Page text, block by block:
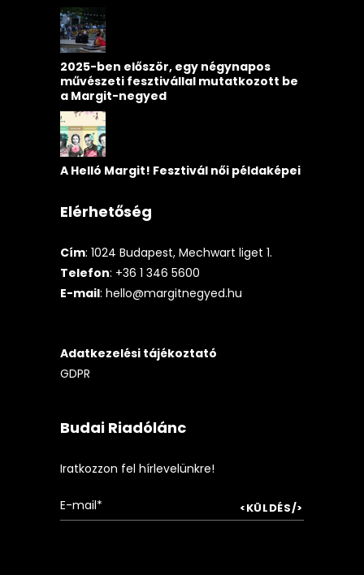
2025-ben először, egy négynapos
művészeti fesztivállal mutatkozott be
a Margit-negyed
A Helló Margit! Fesztivál női példaképei
Elérhetőség
Cím: 1024 Budapest, Mechwart liget 1.
Telefon: +36 1 346 5600
E-mail: hello@margitnegyed.hu
Adatkezelési tájékoztató
GDPR
Budai Riadólánc
Iratkozzon fel hírlevelünkre!